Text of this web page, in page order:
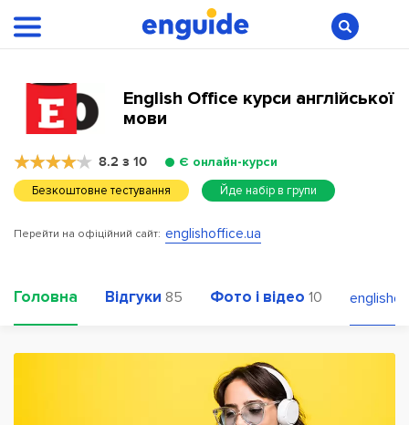
English Office курси англійської
мови
8.2 з 10 Є онлайн-курси
Безкоштовне тестування Йде набір в групи
Перейти на офіційний сайт: englishoffice.ua
Головна Відгуки 85 Фото і відео 10